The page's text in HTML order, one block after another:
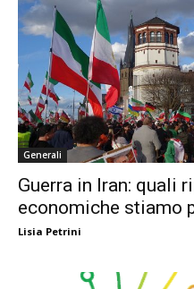
Generali
Guerra in Iran: quali
economiche stiamo
Lisia Petrini